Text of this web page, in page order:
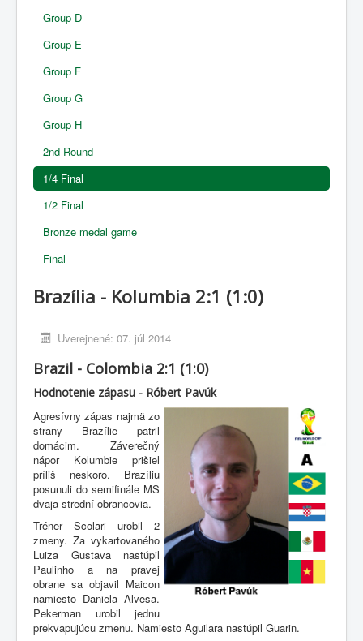
Group D
Group E
Group F
Group G
Group H
2nd Round
1/4 Final
1/2 Final
Bronze medal game
Final
Brazília - Kolumbia 2:1 (1:0)
Uverejnené: 07. júl 2014
Brazil - Colombia 2:1 (1:0)
Hodnotenie zápasu - Róbert Pavúk
Agresívny zápas najmä zo
strany Brazílie patril
domácim. Záverečný
nápor Kolumbie prišiel
príliš neskoro. Brazíliu
posunuli do semifinále MS
dvaja strední obrancovia.
Tréner Scolari urobil 2
zmeny. Za vykartovaného
Luiza Gustava nastúpil
Paulinho a na pravej
obrane sa objavil Maicon
namiesto Daniela Alvesa.
Pekerman urobil jednu
prekvapujúcu zmenu. Namiesto Aguilara nastúpil Guarin.